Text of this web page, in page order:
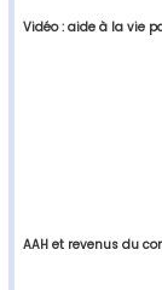
Vidéo : aide à la vie
AAH et revenus du